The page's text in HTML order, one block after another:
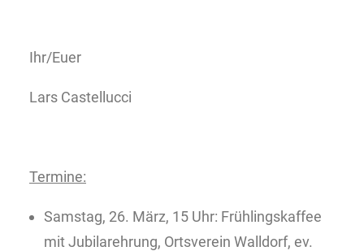
Ihr/Euer
Lars Castellucci
Termine:
Samstag, 26. März, 15 Uhr: Frühlingskaffee
mit Jubilarehrung, Ortsverein Walldorf, ev.